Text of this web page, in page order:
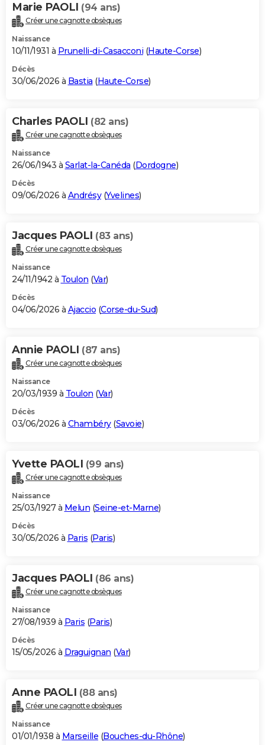
Marie PAOLI (94 ans)
Créer une cagnotte obsèques
Naissance
10/11/1931 à Prunelli-di-Casacconi (Haute-Corse)
Décès
30/06/2026 à Bastia (Haute-Corse)
Charles PAOLI (82 ans)
Créer une cagnotte obsèques
Naissance
26/06/1943 à Sarlat-la-Canéda (Dordogne)
Décès
09/06/2026 à Andrésy(Yvelines)
Jacques PAOLI (83 ans)
Créer une cagnotte obsèques
Naissance
24/11/1942 à Toulon (Var)
Décès
04/06/2026 à Ajaccio (Corse-du-Sud)
Annie PAOLI (87 ans)
Créer une cagnotte obsèques
Naissance
20/03/1939 à Toulon (Var)
Décès
03/06/2026 à Chambéry(Savoie)
Yvette PAOLI (99 ans)
Créer une cagnotte obsèques
Naissance
25/03/1927 à Melun (Seine-et-Marne)
Décès
30/05/2026 à Paris (Paris)
Jacques PAOLI (86 ans)
Créer une cagnotte obsèques
Naissance
27/08/1939 à Paris (Paris)
Décès
15/05/2026 à Draguignan (Var)
Anne PAOLI (88 ans)
Créer une cagnotte obsèques
Naissance
01/01/1938 à Marseille (Bouches-du-Rhône)